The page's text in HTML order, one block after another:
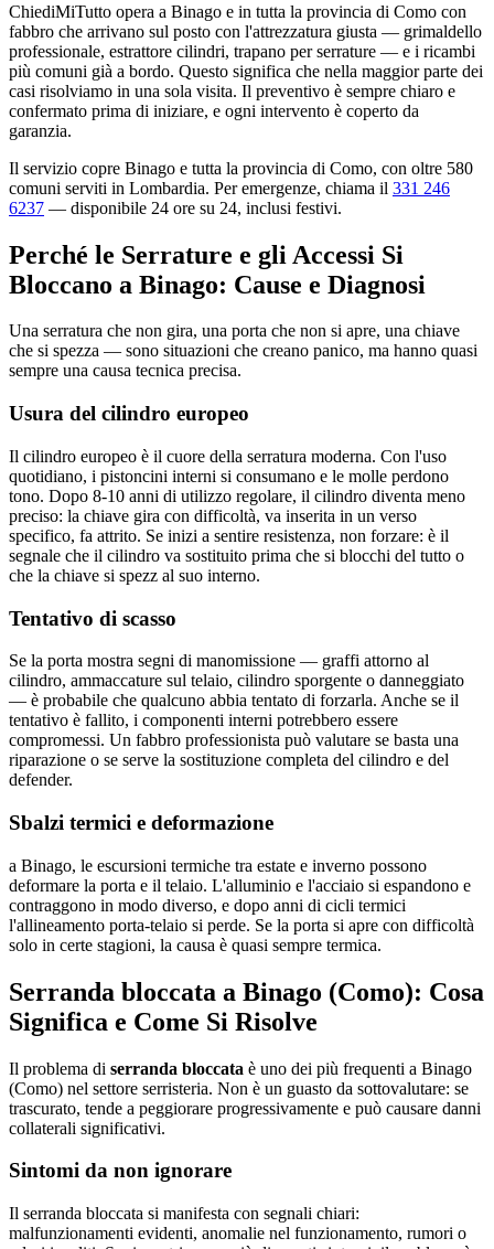
ChiediMiTutto opera a Binago e in tutta la provincia di Como con
fabbro che arrivano sul posto con l'attrezzatura giusta — grimaldello
professionale, estrattore cilindri, trapano per serrature — e i ricambi
più comuni già a bordo. Questo significa che nella maggior parte dei
casi risolviamo in una sola visita. Il preventivo è sempre chiaro e
confermato prima di iniziare, e ogni intervento è coperto da
garanzia.
Il servizio copre Binago e tutta la provincia di Como, con oltre 580
comuni serviti in Lombardia. Per emergenze, chiama il 331 246
6237 — disponibile 24 ore su 24, inclusi festivi.
Perché le Serrature e gli Accessi Si
Bloccano a Binago: Cause e Diagnosi
Una serratura che non gira, una porta che non si apre, una chiave
che si spezza — sono situazioni che creano panico, ma hanno quasi
sempre una causa tecnica precisa.
Usura del cilindro europeo
Il cilindro europeo è il cuore della serratura moderna. Con l'uso
quotidiano, i pistoncini interni si consumano e le molle perdono
tono. Dopo 8-10 anni di utilizzo regolare, il cilindro diventa meno
preciso: la chiave gira con difficoltà, va inserita in un verso
specifico, fa attrito. Se inizi a sentire resistenza, non forzare: è il
segnale che il cilindro va sostituito prima che si blocchi del tutto o
che la chiave si spezz al suo interno.
Tentativo di scasso
Se la porta mostra segni di manomissione — graffi attorno al
cilindro, ammaccature sul telaio, cilindro sporgente o danneggiato
— è probabile che qualcuno abbia tentato di forzarla. Anche se il
tentativo è fallito, i componenti interni potrebbero essere
compromessi. Un fabbro professionista può valutare se basta una
riparazione o se serve la sostituzione completa del cilindro e del
defender.
Sbalzi termici e deformazione
a Binago, le escursioni termiche tra estate e inverno possono
deformare la porta e il telaio. L'alluminio e l'acciaio si espandono e
contraggono in modo diverso, e dopo anni di cicli termici
l'allineamento porta-telaio si perde. Se la porta si apre con difficoltà
solo in certe stagioni, la causa è quasi sempre termica.
Serranda bloccata a Binago (Como): Cosa
Significa e Come Si Risolve
Il problema di serranda bloccata è uno dei più frequenti a Binago
(Como) nel settore serristeria. Non è un guasto da sottovalutare: se
trascurato, tende a peggiorare progressivamente e può causare danni
collaterali significativi.
Sintomi da non ignorare
Il serranda bloccata si manifesta con segnali chiari:
malfunzionamenti evidenti, anomalie nel funzionamento, rumori o